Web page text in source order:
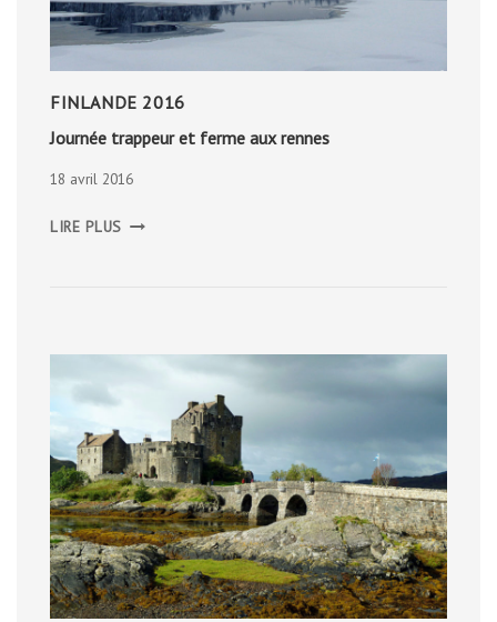
FINLANDE 2016
Journée trappeur et ferme aux rennes
18 avril 2016
LIRE PLUS TRAPPEUR